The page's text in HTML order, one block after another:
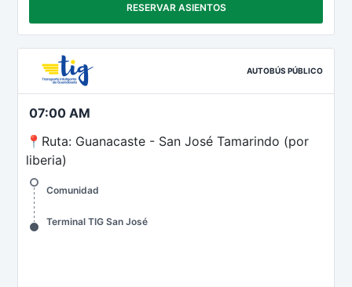
RESERVAR ASIENTOS
AUTOBÚS PÚBLICO
07:00 AM
📍Ruta: Guanacaste - San José Tamarindo (por
liberia)
Comunidad
Terminal TIG San José